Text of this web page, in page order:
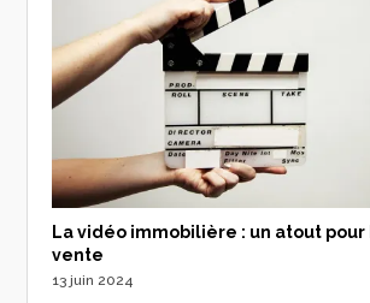
La vidéo immobilière : un atout
vente
13 juin 2024